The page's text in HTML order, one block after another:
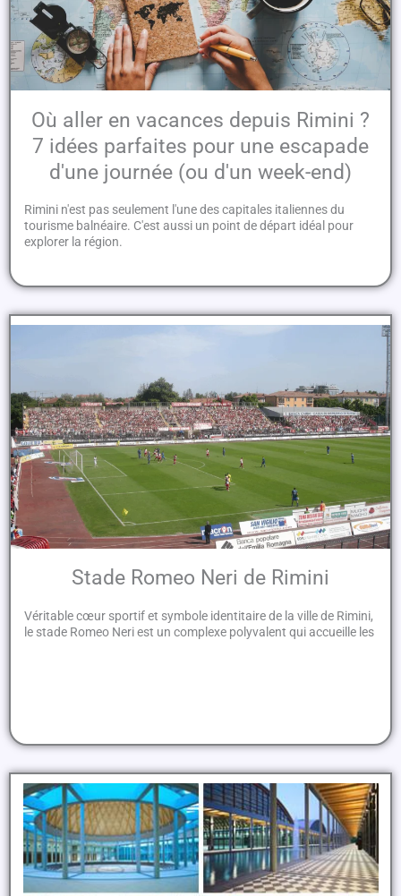
Où aller en vacances depuis Rimini ?
7 idées parfaites pour une escapade
d'une journée (ou d'un week-end)
Rimini n'est pas seulement l'une des capitales italiennes du
tourisme balnéaire. C'est aussi un point de départ idéal pour
explorer la région.
Stade Romeo Neri de Rimini
Véritable cœur sportif et symbole identitaire de la ville de Rimini,
le stade Romeo Neri est un complexe polyvalent qui accueille les